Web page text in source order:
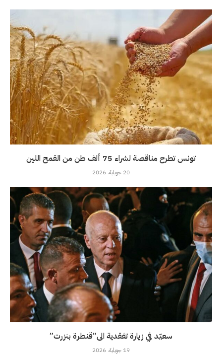
تونس تطرح مناقصة لشراء 75 ألف طن من القمح اللين
20 جويلية، 2026
سعيّد في زيارة تفقدية الى”قنطرة بنزرت”
19 جويلية، 2026